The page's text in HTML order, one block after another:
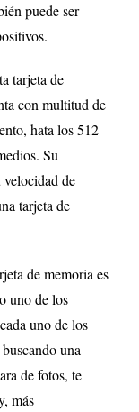
puede ser
tarjeta de
con multitud de
hata los 512
Su
velocidad de
tarjeta de
de memoria es
uno de los
uno de los
una
de fotos, te
más